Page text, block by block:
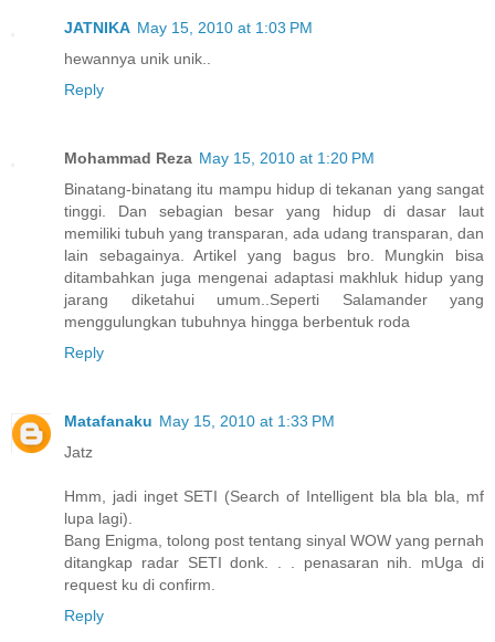
JATNIKA May 15, 2010 at 1:03 PM
hewannya unik unik..
Reply
Mohammad Reza May 15, 2010 at 1:20 PM
Binatang-binatang itu mampu hidup di tekanan yang sangat
tinggi. Dan sebagian besar yang hidup di dasar laut
memiliki tubuh yang transparan, ada udang transparan, dan
lain sebagainya. Artikel yang bagus bro. Mungkin bisa
ditambahkan juga mengenai adaptasi makhluk hidup yang
jarang diketahui umum..Seperti Salamander yang
menggulungkan tubuhnya hingga berbentuk roda
Reply
Matafanaku May 15, 2010 at 1:33 PM
Jatz
Hmm, jadi inget SETI (Search of Intelligent bla bla bla, mf
lupa lagi).
Bang Enigma, tolong post tentang sinyal WOW yang pernah
ditangkap radar SETI donk. . . penasaran nih. mUga di
request ku di confirm.
Reply